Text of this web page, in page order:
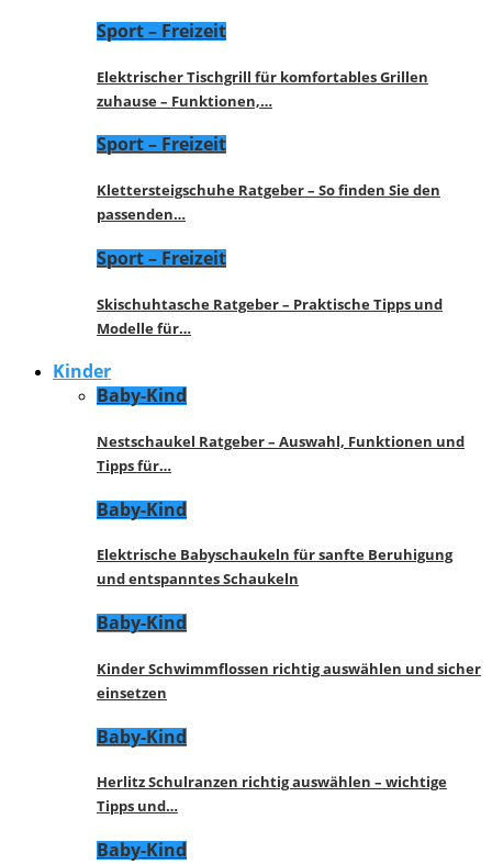
Sport – Freizeit
Elektrischer Tischgrill für komfortables Grillen
zuhause – Funktionen,…
Sport – Freizeit
Klettersteigschuhe Ratgeber – So finden Sie den
passenden…
Sport – Freizeit
Skischuhtasche Ratgeber – Praktische Tipps und
Modelle für…
Kinder
Baby-Kind
Nestschaukel Ratgeber – Auswahl, Funktionen und
Tipps für…
Baby-Kind
Elektrische Babyschaukeln für sanfte Beruhigung
und entspanntes Schaukeln
Baby-Kind
Kinder Schwimmflossen richtig auswählen und sicher
einsetzen
Baby-Kind
Herlitz Schulranzen richtig auswählen – wichtige
Tipps und…
Baby-Kind